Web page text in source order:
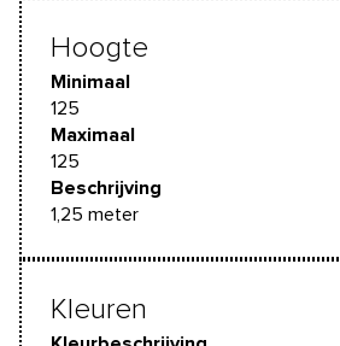
Hoogte
Minimaal
125
Maximaal
125
Beschrijving
1,25 meter
Kleuren